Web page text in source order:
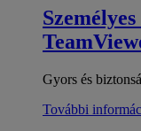
Gyors és
További